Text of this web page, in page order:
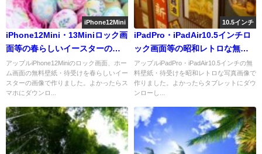
iPhone12Mini
iPhone12Mini・13Miniロック画
面等の春らしいイースターの無
料壁紙・待受けを配信中
アップルiPhone12Miniのロック画面、ホー
ム画面の無料壁紙・待受けを春らしいイー
スターの画像で作りました。よかったらス
マホにダウンロ...
10.5インチ
iPadPro・iPadAir10.5インチロ
ック画面等の昭和レトロな無料
壁紙を配信中
アップルiPadPro・iPadAir10.5インチの無
料壁紙・待受けを昭和レトロな写真画像で
作りました。よかったらタブレットにダウ
ンローし...